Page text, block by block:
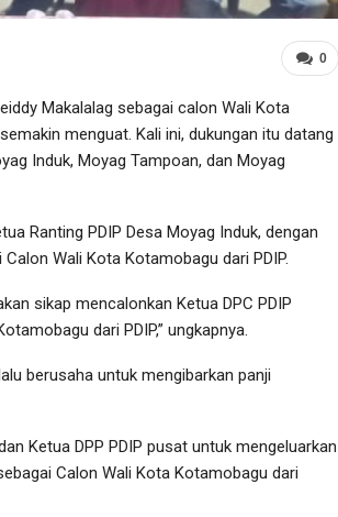
0
Makalalag sebagai calon Wali Kota
menguat. Kali ini, dukungan itu datang
Induk, Moyag Tampoan, dan Moyag
Ranting PDIP Desa Moyag Induk, dengan
Wali Kota Kotamobagu dari PDIP.
sikap mencalonkan Ketua DPC PDIP
dari PDIP,” ungkapnya.
berusaha untuk mengibarkan panji
Ketua DPP PDIP pusat untuk mengeluarkan
Calon Wali Kota Kotamobagu dari